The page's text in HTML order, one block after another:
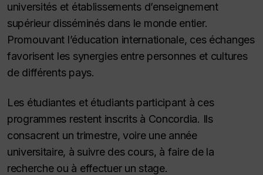
universités et établissements d’enseignement
supérieur disséminés dans le monde entier.
Promouvant l’éducation internationale, ces échanges
favorisent les synergies entre personnes et cultures
de différents pays.
Les étudiantes et étudiants participant à ces
programmes restent inscrits à Concordia. Ils
consacrent un trimestre, voire une année
universitaire, à suivre des cours, à faire de la
recherche ou à effectuer un stage.